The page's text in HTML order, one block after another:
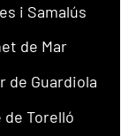
i Samalús
de Mar
de Guardiola
de Torelló